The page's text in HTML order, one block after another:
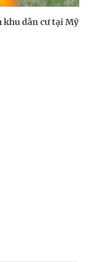
dân cư tại Mỹ